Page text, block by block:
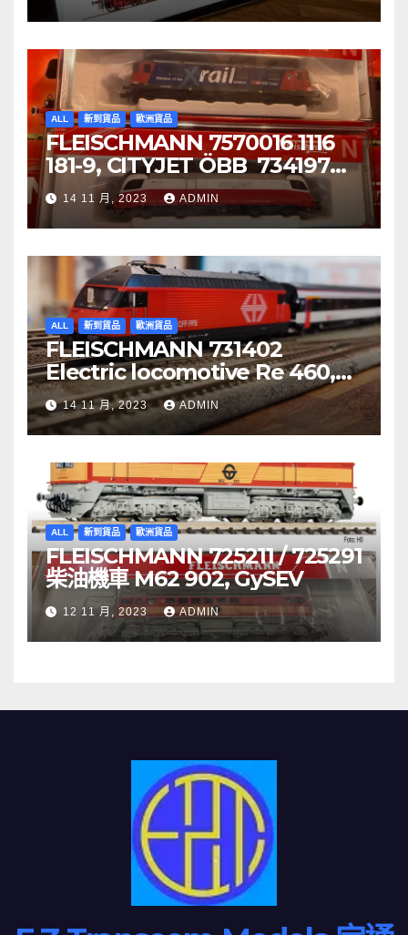
ALL 新到貨品 歐洲貨品
FLEISCHMANN 7570016 1116
181-9, CITYJET ÖBB 734197
Re 620 088-5, SBB Cargo
14 11 月, 2023 ADMIN
ALL 新到貨品 歐洲貨品
FLEISCHMANN 731402
Electric locomotive Re 460,
SBB
14 11 月, 2023 ADMIN
ALL 新到貨品 歐洲貨品
FLEISCHMANN 725211 / 725291
柴油機車 M62 902, GySEV
12 11 月, 2023 ADMIN